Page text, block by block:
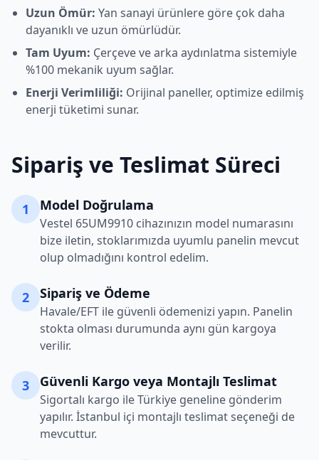
Uzun Ömür: Yan sanayi ürünlere göre çok daha
dayanıklı ve uzun ömürlüdür.
Tam Uyum: Çerçeve ve arka aydınlatma sistemiyle
%100 mekanik uyum sağlar.
Enerji Verimliliği: Orijinal paneller, optimize edilmiş
enerji tüketimi sunar.
Sipariş ve Teslimat Süreci
1 Model Doğrulama
Vestel 65UM9910 cihazınızın model numarasını
bize iletin, stoklarımızda uyumlu panelin mevcut
olup olmadığını kontrol edelim.
2 Sipariş ve Ödeme
Havale/EFT ile güvenli ödemenizi yapın. Panelin
stokta olması durumunda aynı gün kargoya
verilir.
3 Güvenli Kargo veya Montajlı Teslimat
Sigortalı kargo ile Türkiye geneline gönderim
yapılır. İstanbul içi montajlı teslimat seçeneği de
mevcuttur.